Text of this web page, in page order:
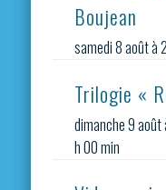
Boujean
samedi 8 août à
Trilogie «
dimanche 9 août
h 00 min